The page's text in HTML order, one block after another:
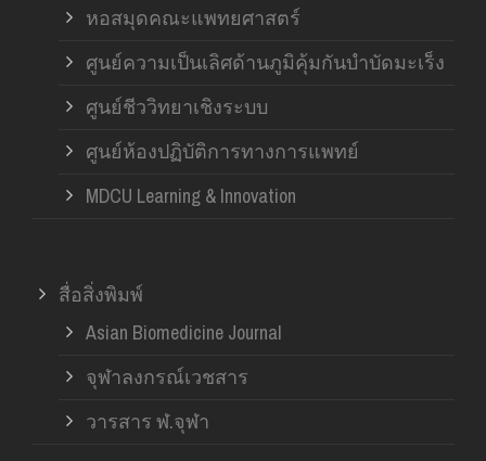
หอสมุดคณะแพทยศาสตร์
ศูนย์ความเป็นเลิศด้านภูมิคุ้มกันบำบัดมะเร็ง
ศูนย์ชีววิทยาเชิงระบบ
ศูนย์ห้องปฏิบัติการทางการแพทย์
MDCU Learning & Innovation
สื่อสิ่งพิมพ์
Asian Biomedicine Journal
จุฬาลงกรณ์เวชสาร
วารสาร ฬ.จุฬา